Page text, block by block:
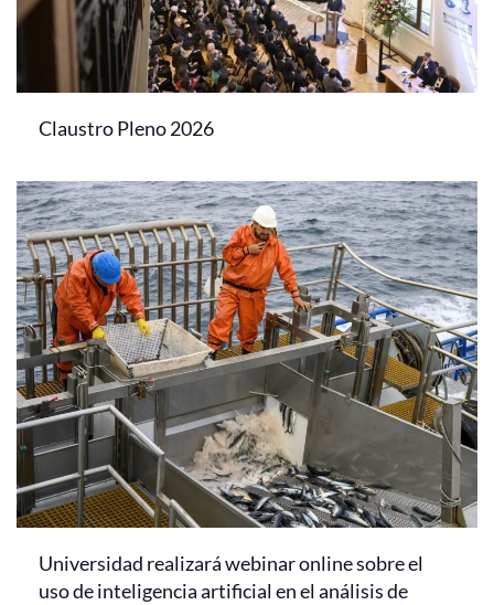
Claustro Pleno 2026
Universidad realizará webinar online sobre el
uso de inteligencia artificial en el análisis de